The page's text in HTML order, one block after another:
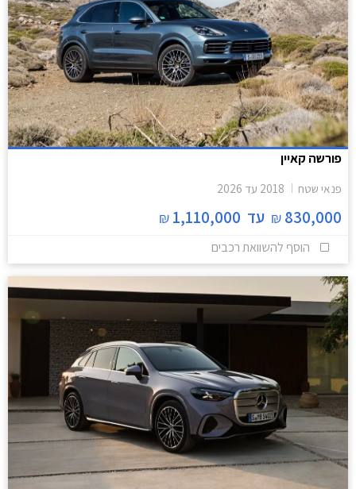
פורשה קאיין
פנאי שטח 2018 עד 2026
830,000
₪ עד 1,110,000
₪
הוסף להשוואת רכבים